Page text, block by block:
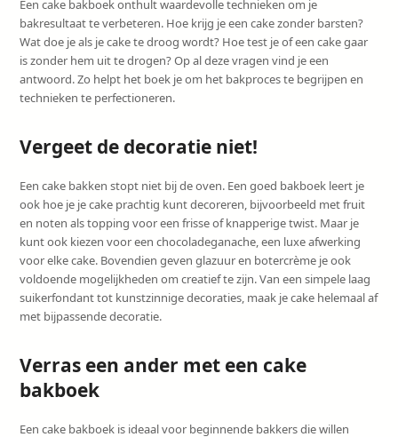
Een cake bakboek onthult waardevolle technieken om je
bakresultaat te verbeteren. Hoe krijg je een cake zonder barsten?
Wat doe je als je cake te droog wordt? Hoe test je of een cake gaar
is zonder hem uit te drogen? Op al deze vragen vind je een
antwoord. Zo helpt het boek je om het bakproces te begrijpen en
technieken te perfectioneren.
Vergeet de decoratie niet!
Een cake bakken stopt niet bij de oven. Een goed bakboek leert je
ook hoe je je cake prachtig kunt decoreren, bijvoorbeeld met fruit
en noten als topping voor een frisse of knapperige twist. Maar je
kunt ook kiezen voor een chocoladeganache, een luxe afwerking
voor elke cake. Bovendien geven glazuur en botercrème je ook
voldoende mogelijkheden om creatief te zijn. Van een simpele laag
suikerfondant tot kunstzinnige decoraties, maak je cake helemaal af
met bijpassende decoratie.
Verras een ander met een cake
bakboek
Een cake bakboek is ideaal voor beginnende bakkers die willen